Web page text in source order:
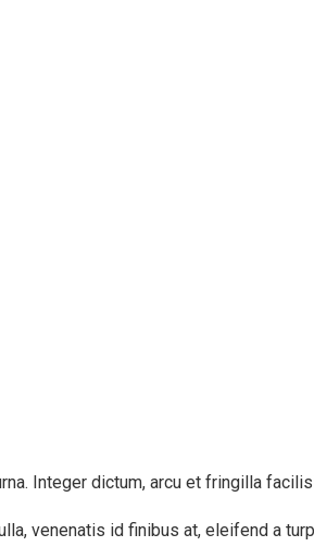
Integer dictum, arcu et fringilla
venenatis id finibus at, eleifend a